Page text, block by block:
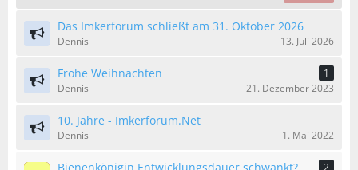
Das Imkerforum schließt am 31. Oktober 2026
Dennis 13. Juli 2026
Frohe Weihnachten
1
Dennis
21. Dezember 2023
10. Jahre - Imkerforum.Net
Dennis 1. Mai 2022
2